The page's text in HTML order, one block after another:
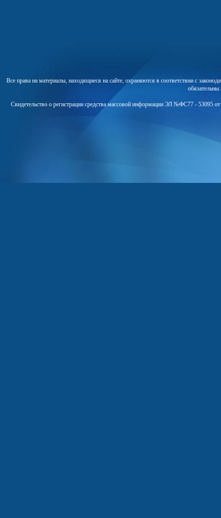
Все права на материалы, находящиеся на сайте, охраняются в соответствии с
Свидетельство о регистрации средства массовой информации ЭЛ №ФС77 - 53095